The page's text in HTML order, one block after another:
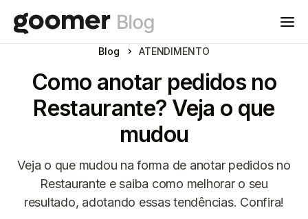
Blog ATENDIMENTO
Como anotar pedidos no
Restaurante? Veja o que
mudou
Veja o que mudou na forma de anotar pedidos no
Restaurante e saiba como melhorar o seu
resultado, adotando essas tendências. Confira!